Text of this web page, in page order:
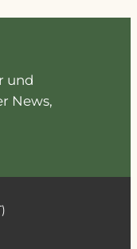
und
News,